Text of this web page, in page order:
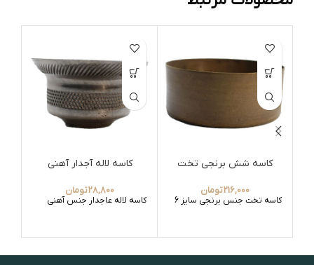
کاسه شش برنجی تخت
216,000تومان
کاسه تخت جنس برنجی سایز 6
کاسه لاله آجدار آهنی
28,800تومان
کاسه لاله عاجدار جنس آهنی